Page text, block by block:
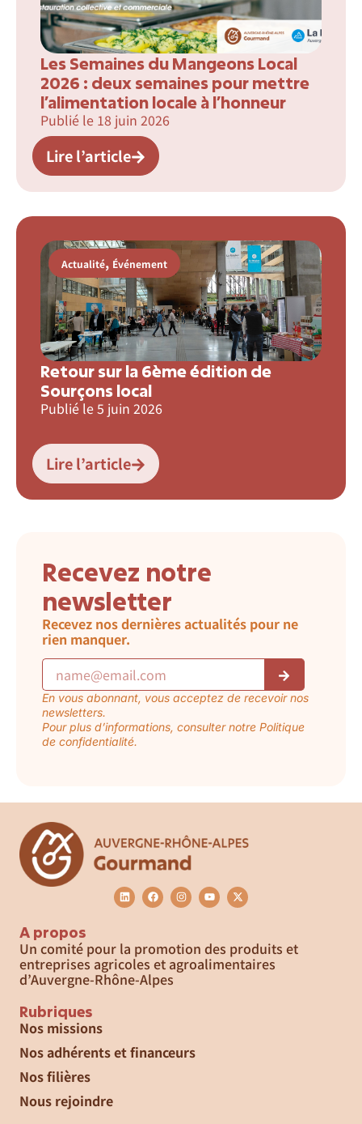
Les Semaines du Mangeons Local
2026 : deux semaines pour mettre
l’alimentation locale à l’honneur
Publié le 18 juin 2026
Lire l’article
Actualité, Événement
Retour sur la 6ème édition de
Sourçons local
Publié le5 juin 2026
Lire l’article
Recevez notre
newsletter
Recevez nos dernières actualités pour ne
rien manquer.
En vous abonnant, vous acceptez de recevoir nos
newsletters.
Pour plus d’informations, consulter notre Politique
de confidentialité.
A propos
Un comité pour la promotion des produits et
entreprises agricoles et agroalimentaires
d’Auvergne-Rhône-Alpes
Rubriques
Nos missions
Nos adhérents et financeurs
Nos filières
Nous rejoindre